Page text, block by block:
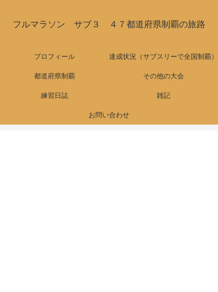
フルマラソン サブ３ ４７都道府県制覇の旅路
プロフィール 達成状況（サブスリーで全国制覇）
都道府県制覇 その他の大会
練習日誌 雑記
お問い合わせ